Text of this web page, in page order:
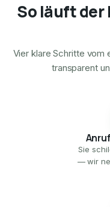
So läuft der
Vier klare Schritte
transparent
Sie
— wir